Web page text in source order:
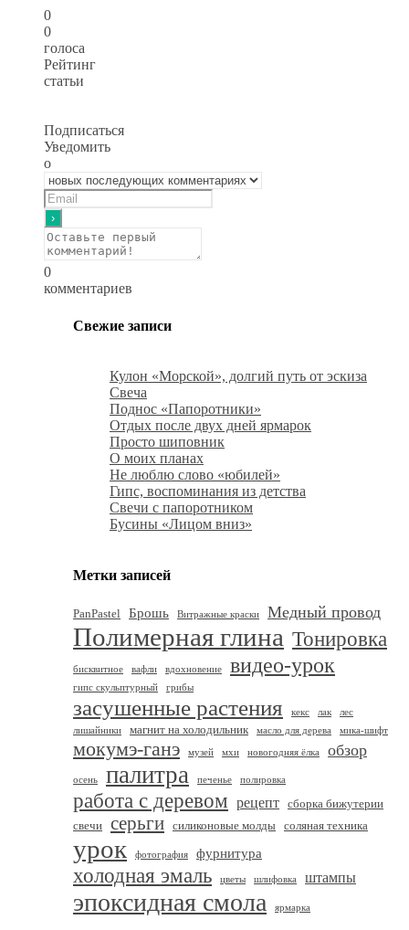
0
0
голоса
Рейтинг
статьи
Подписаться
Уведомить
о
0
комментариев
Свежие записи
Кулон «Морской», долгий путь от эскиза
Свеча
Поднос «Папоротники»
Отдых после двух дней ярмарок
Просто шиповник
О моих планах
Не люблю слово «юбилей»
Гипс, воспоминания из детства
Свечи с папоротником
Бусины «Лицом вниз»
Метки записей
PanPastel Брошь Витражные краски Медный провод
Полимерная глина Тонировка
бисквитное вафли вдохновение видео-урок
гипс скульптурный грибы
засушенные растения кекс лак
лес
лишайники
магнит на холодильник масло для дерева мика-шифт
мокумэ-ганэ музей мхи новогодняя ёлка обзор
осень палитра печенье полировка
работа с деревом рецепт сборка бижутерии
свечи серьги силиконовые молды соляная техника
урок фотография фурнитура
холодная эмаль цветы шлифовка штампы
эпоксидная смола ярмарка